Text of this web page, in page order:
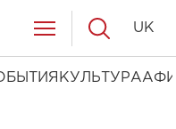
КУЛЬТУРА
UK